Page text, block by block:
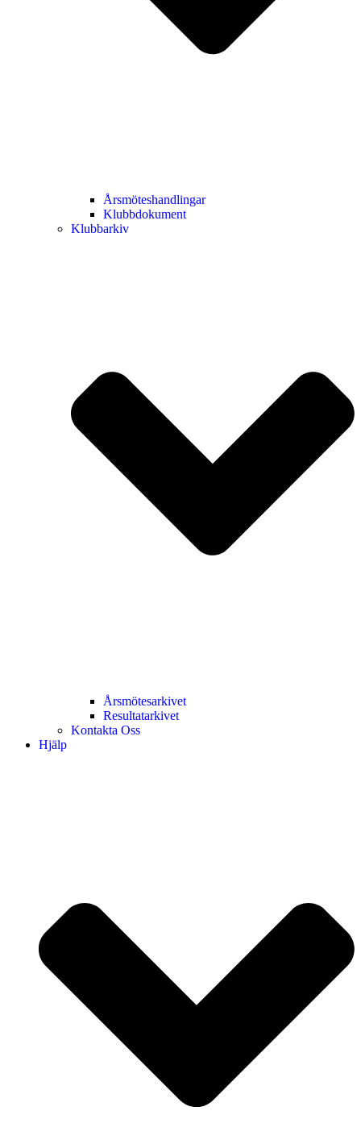
Årsmöteshandlingar
Klubbdokument
Klubbarkiv
Årsmötesarkivet
Resultatarkivet
Kontakta Oss
Hjälp